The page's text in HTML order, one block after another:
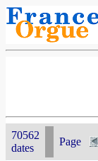
70562
dates
Page